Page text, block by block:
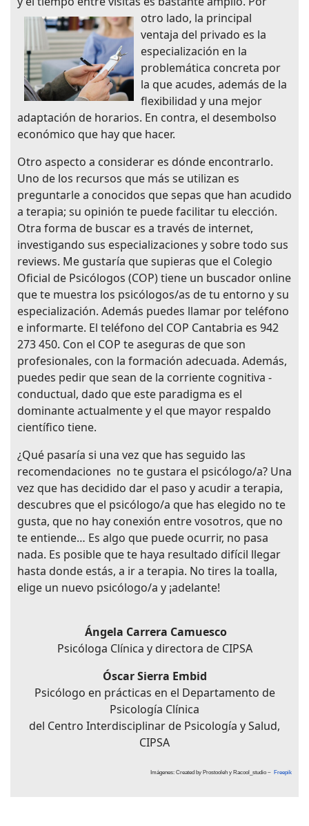
otro lado, la principal
ventaja del privado es la
especialización en la
problemática concreta por
la que acudes, además de la
flexibilidad y una mejor
adaptación de horarios. En contra, el desembolso
económico que hay que hacer.
Otro aspecto a considerar es dónde encontrarlo.
Uno de los recursos que más se utilizan es
preguntarle a conocidos que sepas que han acudido
a terapia; su opinión te puede facilitar tu elección.
Otra forma de buscar es a través de internet,
investigando sus especializaciones y sobre todo sus
reviews. Me gustaría que supieras que el Colegio
Oficial de Psicólogos (COP) tiene un buscador online
que te muestra los psicólogos/as de tu entorno y su
especialización. Además puedes llamar por teléfono
e informarte. El teléfono del COP Cantabria es 942
273 450. Con el COP te aseguras de que son
profesionales, con la formación adecuada. Además,
puedes pedir que sean de la corriente cognitiva -
conductual, dado que este paradigma es el
dominante actualmente y el que mayor respaldo
científico tiene.
¿Qué pasaría si una vez que has seguido las
recomendaciones no te gustara el psicólogo/a? Una
vez que has decidido dar el paso y acudir a terapia,
descubres que el psicólogo/a que has elegido no te
gusta, que no hay conexión entre vosotros, que no
te entiende… Es algo que puede ocurrir, no pasa
nada. Es posible que te haya resultado difícil llegar
hasta donde estás, a ir a terapia. No tires la toalla,
elige un nuevo psicólogo/a y ¡adelante!
Ángela Carrera Camuesco
Psicóloga Clínica y directora de CIPSA
Óscar Sierra Embid
Psicólogo en prácticas en el Departamento de
Psicología Clínica
del Centro Interdisciplinar de Psicología y Salud,
CIPSA
Imágenes: Created by Prostooleh y Racool_studio ~ Freepik